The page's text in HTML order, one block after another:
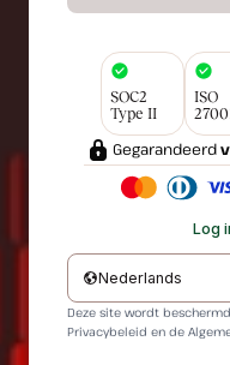
SOC2
Type II
ISO
Gegarandeerd
Log
Nederlands
Deze site wordt beschermd
Privacybeleid en de